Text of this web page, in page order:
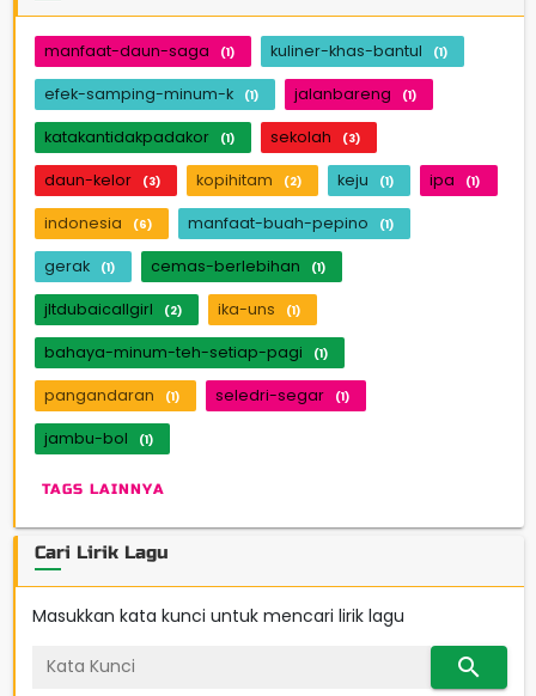
manfaat-daun-saga (1) kuliner-khas-bantul (1)
efek-samping-minum-k (1) jalanbareng (1)
katakantidakpadakor (1) sekolah (3)
daun-kelor (3) kopihitam (2) keju (1) ipa (1)
indonesia (6) manfaat-buah-pepino (1)
gerak (1) cemas-berlebihan (1)
jltdubaicallgirl (2) ika-uns (1)
bahaya-minum-teh-setiap-pagi (1)
pangandaran (1) seledri-segar (1)
jambu-bol (1)
TAGS LAINNYA
Cari Lirik Lagu
Masukkan kata kunci untuk mencari lirik lagu
search